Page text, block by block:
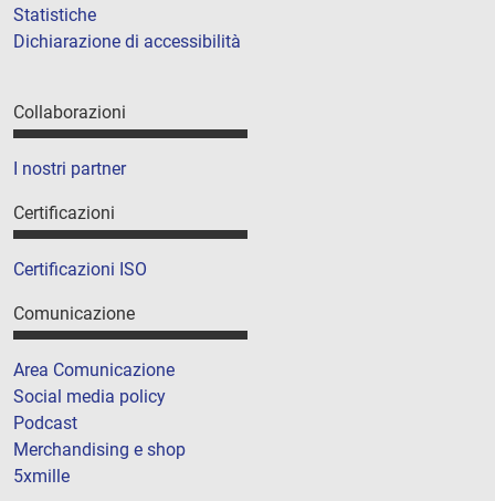
Statistiche
Dichiarazione di accessibilità
Collaborazioni
I nostri partner
Certificazioni
Certificazioni ISO
Comunicazione
Area Comunicazione
Social media policy
Podcast
Merchandising e shop
5xmille